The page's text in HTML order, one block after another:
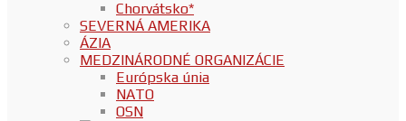
Chorvátsko*
SEVERNÁ AMERIKA
ÁZIA
MEDZINÁRODNÉ ORGANIZÁCIE
Európska únia
NATO
OSN